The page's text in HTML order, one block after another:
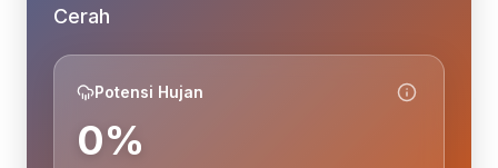
Cerah
Potensi Hujan
0%